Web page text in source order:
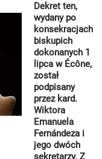
Dekret ten,
wydany po
konsekracjach
biskupich
dokonanych 1
lipca w Écône,
zo­stał
podpisany
przez kard.
Wiktora
Emanuela
Fernándeza i
jego dwóch
sekretarzy. Z